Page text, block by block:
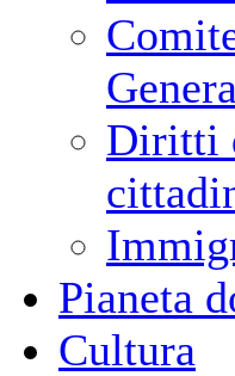
Diritti
Pianeta
Cultura